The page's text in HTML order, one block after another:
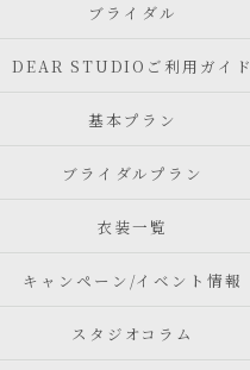
ブライダル
DEAR STUDIOご利用ガイド
基本プラン
ブライダルプラン
衣装一覧
キャンペーン/イベント情報
スタジオコラム